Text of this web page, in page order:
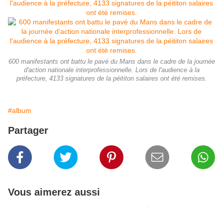
600 manifestants ont battu le pavé du Mans dans le cadre de la journée
d'action nationale interprofessionnelle. Lors de l'audience à la
préfecture, 4133 signatures de la péititon salaires ont été remises.
#album
Partager
Vous aimerez aussi